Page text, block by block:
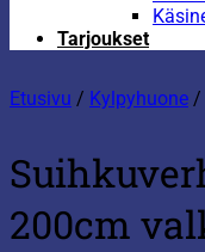
Tarjoukset
Etusivu / Kylpyhuone /
200cm